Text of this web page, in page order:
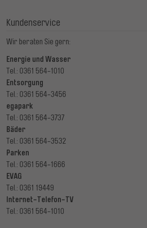
Kundenservice
Wir beraten Sie gern:
Energie und Wasser
Tel.: 0361 564-1010
Entsorgung
Tel.: 0361 564-3456
egapark
Tel.: 0361 564-3737
Bäder
Tel.: 0361 564-3532
Parken
Tel.: 0361 564-1666
EVAG
Tel.: 0361 19449
Internet-Telefon-TV
Tel.: 0361 564-1010